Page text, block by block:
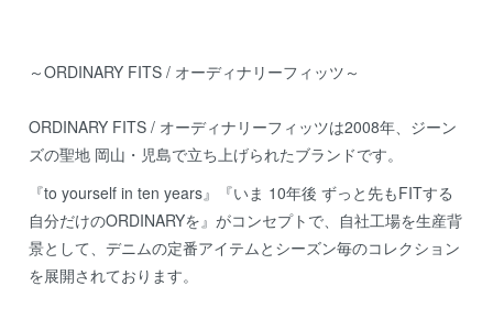
～ORDINARY FITS / オーディナリーフィッツ～
ORDINARY FITS / オーディナリーフィッツは2008年、ジーン
ズの聖地 岡山・児島で立ち上げられたブランドです。
『to yourself in ten years』『いま 10年後 ずっと先もFITする
自分だけのORDINARYを』がコンセプトで、自社工場を生産背
景として、デニムの定番アイテムとシーズン毎のコレクション
を展開されております。